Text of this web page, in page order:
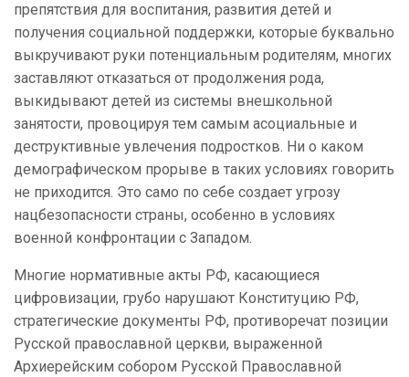
препятствия для воспитания, развития детей и
получения социальной поддержки, которые буквально
выкручивают руки потенциальным родителям, многих
заставляют отказаться от продолжения рода,
выкидывают детей из системы внешкольной
занятости, провоцируя тем самым асоциальные и
деструктивные увлечения подростков. Ни о каком
демографическом прорыве в таких условиях говорить
не приходится. Это само по себе создает угрозу
нацбезопасности страны, особенно в условиях
военной конфронтации с Западом.
Многие нормативные акты РФ, касающиеся
цифровизации, грубо нарушают Конституцию РФ,
стратегические документы РФ, противоречат позиции
Русской православной церкви, выраженной
Архиерейским собором Русской Православной